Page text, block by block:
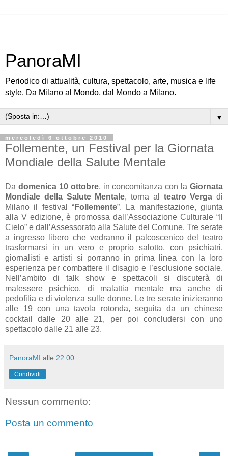
PanoraMI
Periodico di attualità, cultura, spettacolo, arte, musica e life
style. Da Milano al Mondo, dal Mondo a Milano.
▼
mercoledì 6 ottobre 2010
Follemente, un Festival per la Giornata
Mondiale della Salute Mentale
Da domenica 10 ottobre, in concomitanza con la Giornata
Mondiale della Salute Mentale, torna al teatro Verga di
Milano il festival “Follemente”. La manifestazione, giunta
alla V edizione, è promossa dall’Associazione Culturale “Il
Cielo” e dall’Assessorato alla Salute del Comune. Tre serate
a ingresso libero che vedranno il palcoscenico del teatro
trasformarsi in un vero e proprio salotto, con psichiatri,
giornalisti e artisti si porranno in prima linea con la loro
esperienza per combattere il disagio e l’esclusione sociale.
Nell’ambito di talk show e spettacoli si discuterà di
malessere psichico, di malattia mentale ma anche di
pedofilia e di violenza sulle donne. Le tre serate inizieranno
alle 19 con una tavola rotonda, seguita da un chinese
cocktail dalle 20 alle 21, per poi concludersi con uno
spettacolo dalle 21 alle 23.
PanoraMI alle 22:00
Condividi
Nessun commento:
Posta un commento